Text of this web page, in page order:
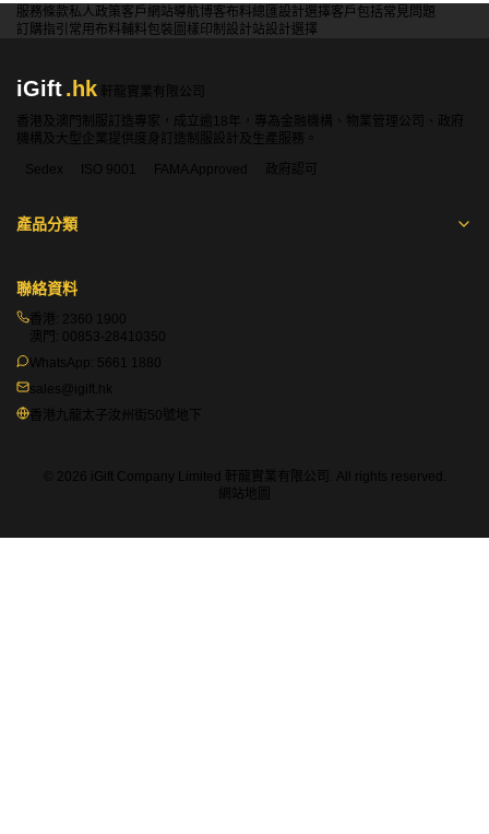
服務條款私人政策客戶 網站導航博客布料總匯設計選擇客戶包括常見問題
訂購指引 常用布料輔料包裝 圖樣印制 設計站設計選擇
iGift.hk
軒龍實業有限公司
香港及澳門制服訂造專家，成立逾18年，專為金融機構、物業管理公司、政府
機構及大型企業提供度身訂造制服設計及生產服務。
Sedex
ISO 9001 FAMA Approved 政府認可
產品分類
聯絡資料
香港: 2360 1900
澳門: 00853-28410350
WhatsApp: 5661 1880
sales@igift.hk
香港九龍太子汝州街50號地下
© 2026 iGift Company Limited 軒龍實業有限公司. All rights reserved.
網站地圖